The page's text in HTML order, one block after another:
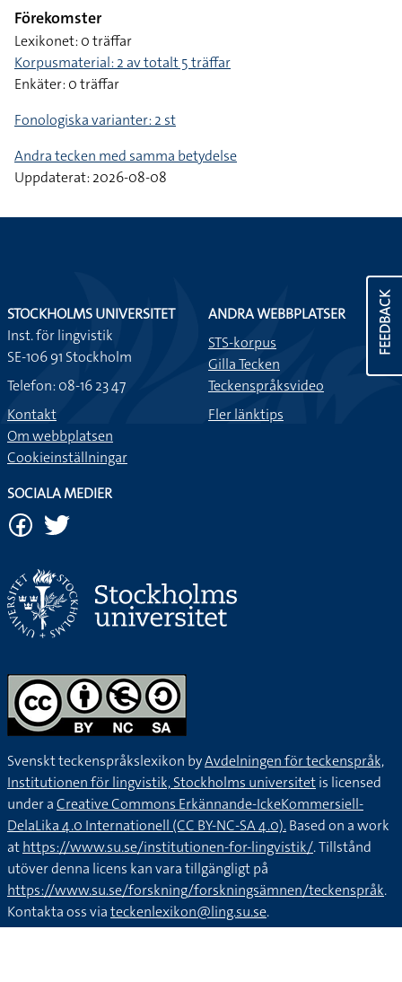
Förekomster
Lexikonet: 0 träffar
Korpusmaterial: 2 av totalt 5 träffar
Enkäter: 0 träffar
Fonologiska varianter: 2 st
Andra tecken med samma betydelse
Uppdaterat: 2026-08-08
FEEDBACK
STOCKHOLMS UNIVERSITET
Inst. för lingvistik
SE-106 91 Stockholm
Telefon: 08-16 23 47
Kontakt
Om webbplatsen
Cookieinställningar
ANDRA WEBBPLATSER
STS-korpus
Gilla Tecken
Teckenspråksvideo
Fler länktips
SOCIALA MEDIER
Svenskt teckenspråkslexikon byAvdelningen för teckenspråk,
Institutionen för lingvistik, Stockholms universitetis licensed
under aCreative Commons Erkännande-IckeKommersiell-
DelaLika 4.0 Internationell (CC BY-NC-SA 4.0).Based on a work
athttps://www.su.se/institutionen-for-lingvistik/. Tillstånd
utöver denna licens kan vara tillgängligt på
https://www.su.se/forskning/forskningsämnen/teckenspråk.
Kontakta oss viateckenlexikon@ling.su.se.